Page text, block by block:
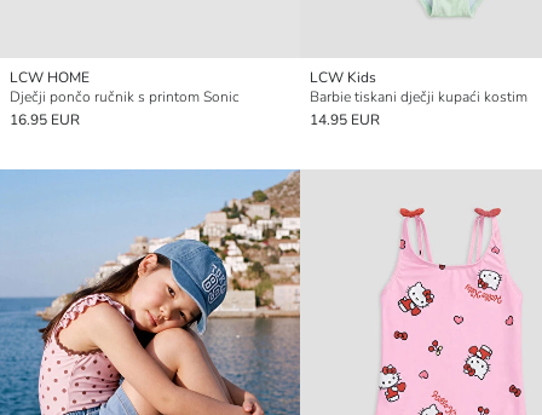
LCW HOME
Dječji pončo ručnik s printom Sonic
16.95 EUR
LCW Kids
Barbie tiskani dječji kupaći kostim
14.95 EUR